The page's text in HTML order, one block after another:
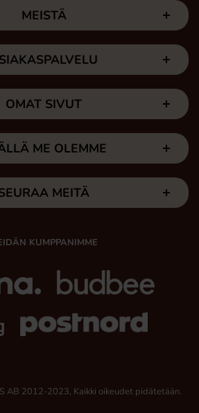
MEISTÄ
OMAT SIVUT
ME OLEMME
MEITÄ
KUMPPANIMME
AB 2012-2023, Kaikki oikeudet pidätetään.